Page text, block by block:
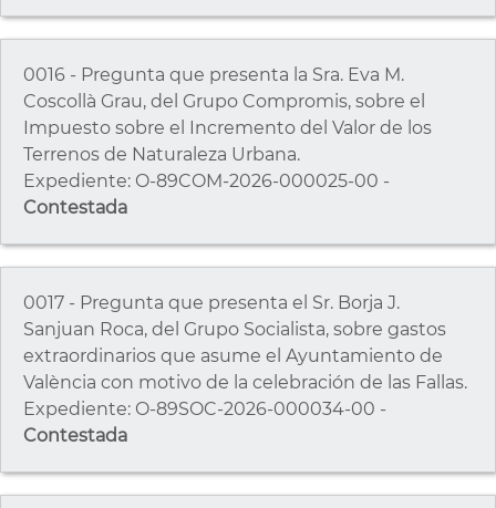
0016 - Pregunta que presenta la Sra. Eva M.
Coscollà Grau, del Grupo Compromis, sobre el
Impuesto sobre el Incremento del Valor de los
Terrenos de Naturaleza Urbana.
Expediente: O-89COM-2026-000025-00 -
Contestada
0017 - Pregunta que presenta el Sr. Borja J.
Sanjuan Roca, del Grupo Socialista, sobre gastos
extraordinarios que asume el Ayuntamiento de
València con motivo de la celebración de las Fallas.
Expediente: O-89SOC-2026-000034-00 -
Contestada